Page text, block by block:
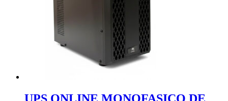
UPS ONLINE MONOFASICO DE